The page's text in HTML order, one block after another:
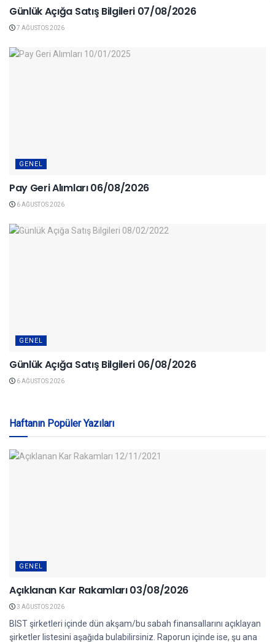
Günlük Açığa Satış Bilgileri 07/08/2026
7 AĞUSTOS 2026
GENEL
Pay Geri Alımları 06/08/2026
6 AĞUSTOS 2026
GENEL
Günlük Açığa Satış Bilgileri 06/08/2026
6 AĞUSTOS 2026
Haftanın Popüler Yazıları
GENEL
Açıklanan Kar Rakamları 03/08/2026
3 AĞUSTOS 2026
BIST şirketleri içinde dün akşam/bu sabah finansallarını açıklayan
şirketler listesini aşağıda bulabilirsiniz. Raporun içinde ise, şu ana